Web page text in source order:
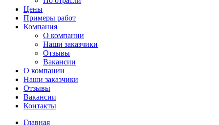
Цены
Примеры работ
Компания
О компании
Наши заказчики
Отзывы
Вакансии
О компании
Наши заказчики
Отзывы
Вакансии
Контакты
Главная